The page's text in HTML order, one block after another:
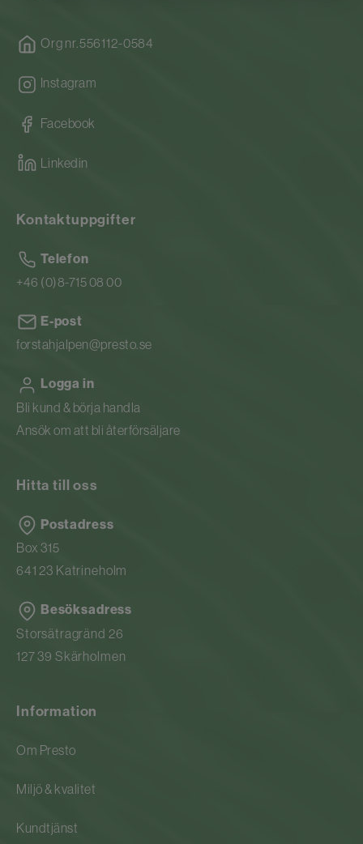
Org nr.556112-0584
Instagram
Facebook
Linkedin
Kontaktuppgifter
Telefon
+46 (0)8-715 08 00
E-post
forstahjalpen@presto.se
Logga in
Bli kund & börja handla
Ansök om att bli återförsäljare
Hitta till oss
Postadress
Box 315
641 23 Katrineholm
Besöksadress
Storsätragränd 26
127 39 Skärholmen
Information
Om Presto
Miljö & kvalitet
Kundtjänst